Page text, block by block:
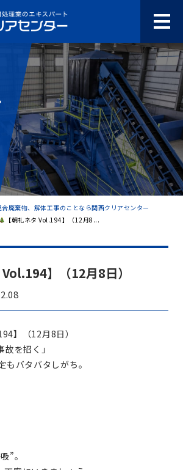
廃棄物、解体工事のことなら関西クリアセンター
【朝礼ネタ Vol.194】（12月8...
Vol.194】（12月8日）
】（12月8日）
故を招く」
もバタバタしがち。
”。